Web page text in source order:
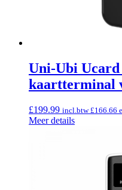
Uni-Ubi
kaartterminal
£199.99 incl.btw£166.66
Meer details